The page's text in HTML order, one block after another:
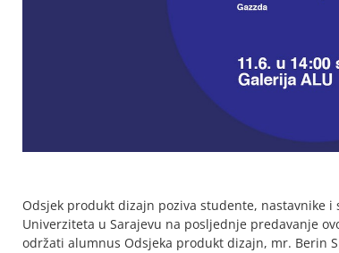
Odsjek produkt dizajn poziva studente, nastavnike
Univerziteta u Sarajevu na posljednje predavanje
održati alumnus Odsjeka produkt dizajn, mr. Berin